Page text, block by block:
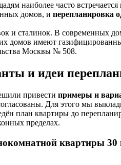
наиболее часто встречается
домов, и перепланировка
и сталинок. В современных
домов имеют
Москвы № 508.
и идеи
привести примеры и
Для этого мы
план квартиры до
пределах.
квартиры 30